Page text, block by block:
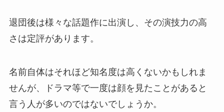
退団後は様々な話題作に出演し、その演技力の高
さは定評があります。
名前自体はそれほど知名度は高くないかもしれま
せんが、ドラマ等で一度は顔を見たことがあると
言う人が多いのではないでしょうか。